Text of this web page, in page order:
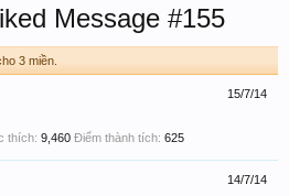
Message #155
3 miền.
15/7/14
thích: 9,460 Điểm thành tích: 625
14/7/14